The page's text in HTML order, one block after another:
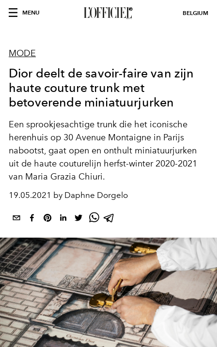
MENU BELGIUM
MODE
Dior deelt de savoir-faire van zijn
haute couture trunk met
betoverende miniatuurjurken
Een sprookjesachtige trunk die het iconische
herenhuis op 30 Avenue Montaigne in Parijs
nabootst, gaat open en onthult miniatuurjurken
uit de haute couturelijn herfst-winter 2020-2021
van Maria Grazia Chiuri.
19.05.2021 by Daphne Dorgelo